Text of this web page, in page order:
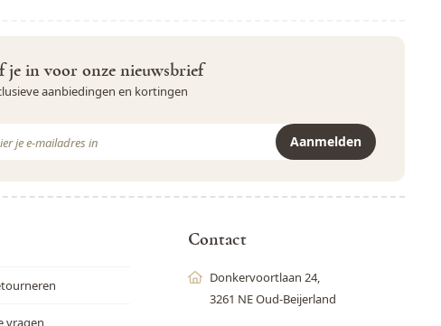
je in voor onze nieuwsbrief
aanbiedingen en kortingen
Aanmelden
vragen
Contact
Donkervoortlaan 24,
3261 NE Oud-Beijerland